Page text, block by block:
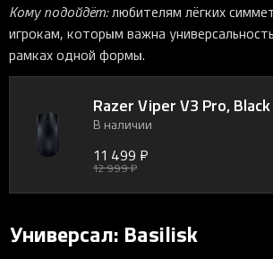
Кому подойдёт:любителям лёгких
игрокам, которым важна
рамках одной формы.
Razer Viper V3 Pro, Black
В наличии
11 499 ₽
12 999 ₽
Универсал: Basilisk